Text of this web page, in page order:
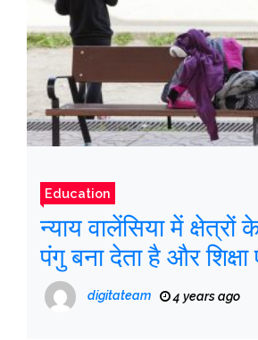
Education
न्याय वालेंसिया में क्षेत्रों
पंगु बना देता है और
समझौता समाधान की
है
digitateam 4 years ago